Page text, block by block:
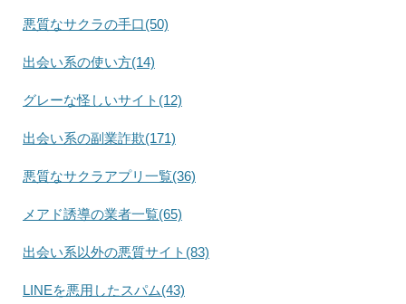
悪質なサクラの手口(50)
出会い系の使い方(14)
グレーな怪しいサイト(12)
出会い系の副業詐欺(171)
悪質なサクラアプリ一覧(36)
メアド誘導の業者一覧(65)
出会い系以外の悪質サイト(83)
LINEを悪用したスパム(43)